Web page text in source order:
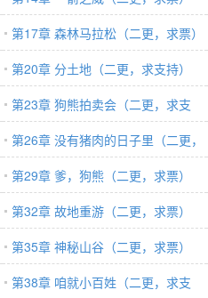
第17章 森林马拉松（二更，求票）
第20章 分土地（二更，求支持）
第23章 狗熊拍卖会（二更，求支
持）
第26章 没有猪肉的日子里（二更，
求支
第29章 爹，狗熊（二更，求票）
第32章 故地重游（二更，求票）
第35章 神秘山谷（二更，求票）
第38章 咱就小百姓（二更，求支